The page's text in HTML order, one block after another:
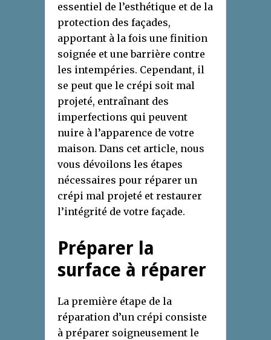
essentiel de l’esthétique et de la
protection des façades,
apportant à la fois une finition
soignée et une barrière contre
les intempéries. Cependant, il
se peut que le crépi soit mal
projeté, entraînant des
imperfections qui peuvent
nuire à l’apparence de votre
maison. Dans cet article, nous
vous dévoilons les étapes
nécessaires pour réparer un
crépi mal projeté et restaurer
l’intégrité de votre façade.
Préparer la
surface à réparer
La première étape de la
réparation d’un crépi consiste
à préparer soigneusement le